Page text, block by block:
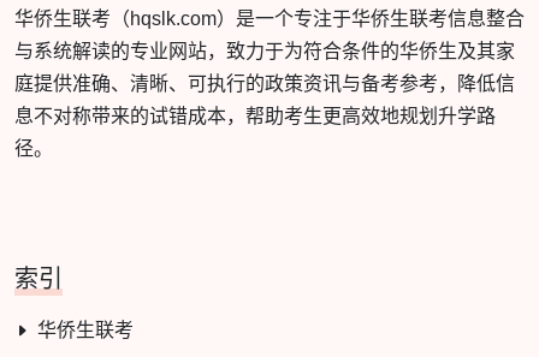
华侨生联考（hqslk.com）是一个专注于华侨生联考信息整合
与系统解读的专业网站，致力于为符合条件的华侨生及其家
庭提供准确、清晰、可执行的政策资讯与备考参考，降低信
息不对称带来的试错成本，帮助考生更高效地规划升学路
径。
索引
华侨生联考